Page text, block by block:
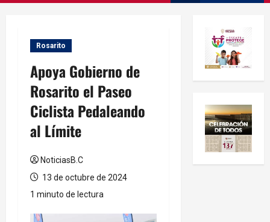
Rosarito
Apoya Gobierno de
Rosarito el Paseo
Ciclista Pedaleando
al Límite
NoticiasB.C
13 de octubre de 2024
1 minuto de lectura